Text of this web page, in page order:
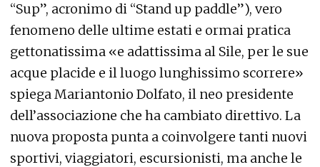
“Sup”, acronimo di “Stand up paddle”), vero
fenomeno delle ultime estati e ormai pratica
gettonatissima «e adattissima al Sile, per le sue
acque placide e il luogo lunghissimo scorrere»
spiega Mariantonio Dolfato, il neo presidente
dell’associazione che ha cambiato direttivo. La
nuova proposta punta a coinvolgere tanti nuovi
sportivi, viaggiatori, escursionisti, ma anche le